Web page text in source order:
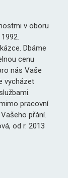
v oboru
Dbáme
cenu
nás Vaše
vycházet
pracovní
přání.
od r. 2013